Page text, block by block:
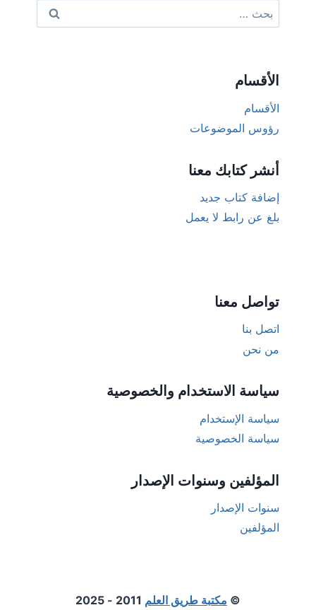
عن:
الأقسام
الأقسام
رؤوس الموضوعات
أنشر كتابك معنا
إضافة كتاب جديد
بلغ عن رابط لا يعمل
تواصل معنا
اتصل بنا
من نحن
سياسة الاستخدام والخصوصية
سياسة الإستخدام
سياسة الخصوصية
المؤلفين وسنوات الإصدار
سنوات الإصدار
المؤلفين
© مكتبة طريق العلم